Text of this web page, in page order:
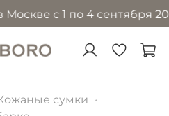
с 1 по 4 сентября 2026
сумки